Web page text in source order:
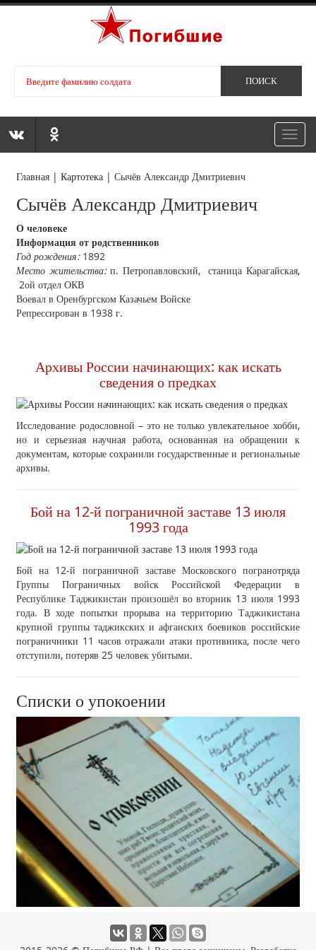
Главная |Картотека |Сычёв Александр Дмитриевич
Сычёв Александр Дмитриевич
О человеке
Информация от родственников
Год рождения: 1892
Место жительства:п. Петропавловский, станица Карагайская,
2ой отдел ОКВ
Воевал в Оренбургском Казачьем Войске
Репрессирован в 1938 г.
Архивы России начинающих: как искать
сведения о предках
Исследование родословной – это не только увлекательное хобби,
но и серьезная научная работа, основанная на обращении к
документам, которые сохранили государственные и региональные
архивы.
Бой на 12-й пограничной заставе 13 июля
1993 года
Бой на 12-й пограничной заставе Московского погранотряда
Группы Пограничных войск Российской Федерации в
Республике Таджикистан произошёл во вторник 13 июля 1993
года. В ходе попытки прорыва на территорию Таджикистана
крупной группы таджикских и афганских боевиков российские
пограничники 11 часов отражали атаки противника, после чего
отступили, потеряв 25 человек убитыми.
Списки о упокоении